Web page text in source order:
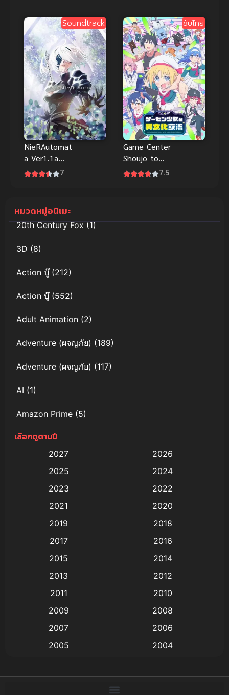
Soundtrack
NieRAutomat
a Ver1.1a
Part 1 เนียร์
7
ซับไทย
Game Center
Shoujo to
Ibunka
7.5
หมวดหมู่อนิเมะ
20th Century Fox(1)
3D (8)
Action บู๊(212)
Action บู๊(552)
Adult Animation (2)
Adventure (ผจญภัย) (189)
Adventure (ผจญภัย) (117)
AI (1)
Amazon Prime (5)
Anal (ประตูหลัง)
Animation การ์ตูน
Animation อนิเมะ
Animation แอนิเมชัน
(9)
Big tits (นมใหญ่)
Bitch (ผู้หญิงร่าน)
เลือกดูตามปี
2027
2026
2025
2024
2023
2022
2021
2020
2019
2018
2017
2016
2015
2014
2013
2012
2011
2010
2009
2008
2007
2006
2005
2004
2001
2000